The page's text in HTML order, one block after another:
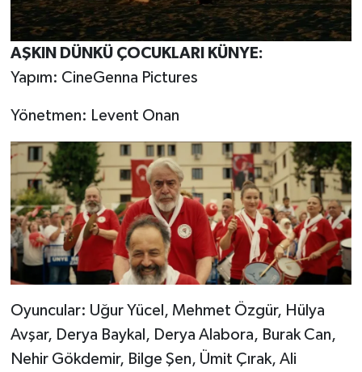
AŞKIN DÜNKÜ ÇOCUKLARI KÜNYE:
Yapım: CineGenna Pictures
Yönetmen: Levent Onan
Oyuncular: Uğur Yücel, Mehmet Özgür, Hülya
Avşar, Derya Baykal, Derya Alabora, Burak Can,
Nehir Gökdemir, Bilge Şen, Ümit Çırak, Ali